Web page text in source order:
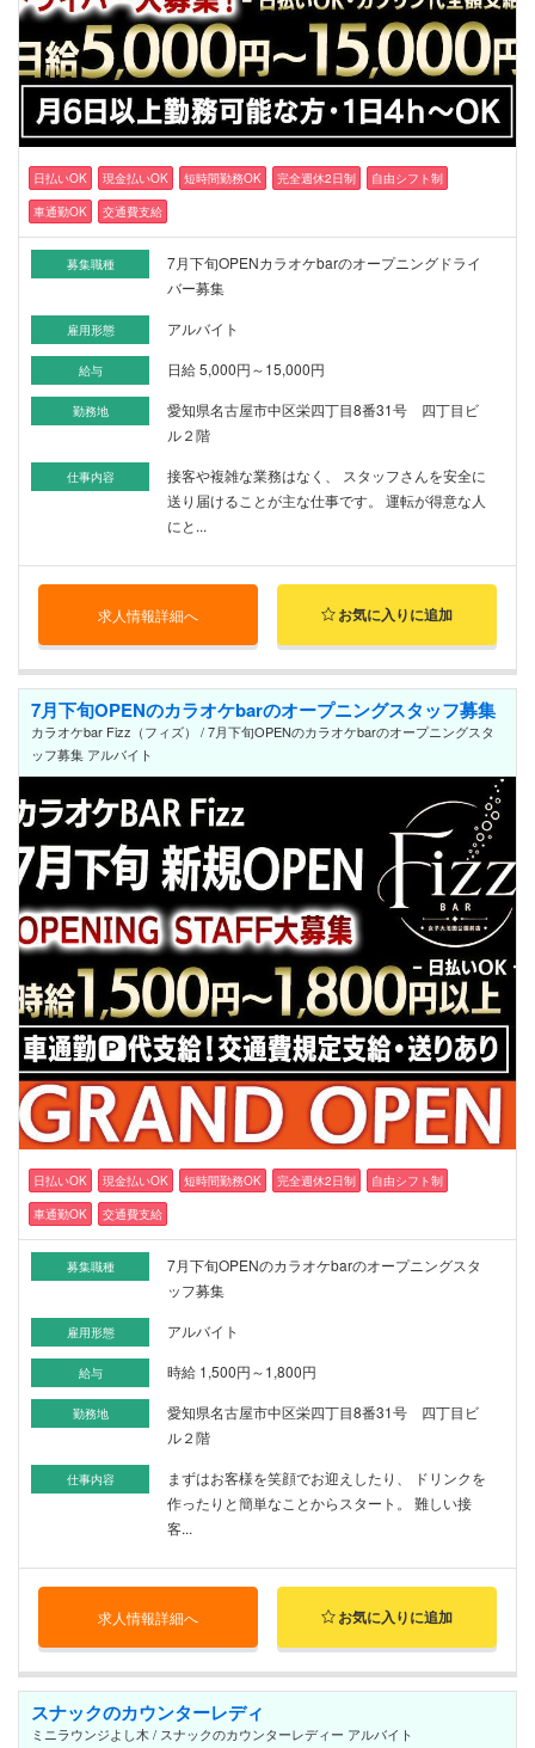
日払いOK 現金払いOK 短時間勤務OK 完全週休2日制
自由シフト制
車通勤OK
交通費支給
募集職種
7月下旬OPENカラオケbarのオープニングドライ
バー募集
雇用形態 アルバイト
給与 日給 5,000円～15,000円
勤務地
愛知県名古屋市中区栄四丁目8番31号 四丁目ビ
ル２階
仕事内容
接客や複雑な業務はなく、 スタッフさんを安全に
送り届けることが主な仕事です。 運転が得意な人
にと...
求人情報詳細へ お気に入りに追加
7月下旬OPENのカラオケbarのオープニングスタッフ募集
カラオケbar Fizz（フィズ） / 7月下旬OPENのカラオケbarのオープニングスタ
ッフ募集 アルバイト
日払いOK 現金払いOK 短時間勤務OK 完全週休2日制
自由シフト制
車通勤OK
交通費支給
募集職種
7月下旬OPENのカラオケbarのオープニングスタ
ッフ募集
雇用形態 アルバイト
給与 時給 1,500円～1,800円
勤務地
愛知県名古屋市中区栄四丁目8番31号 四丁目ビ
ル２階
仕事内容
まずはお客様を笑顔でお迎えしたり、 ドリンクを
作ったりと簡単なことからスタート。 難しい接
客...
求人情報詳細へ お気に入りに追加
スナックのカウンターレディ
ミニラウンジよし木 / スナックのカウンターレディー アルバイト